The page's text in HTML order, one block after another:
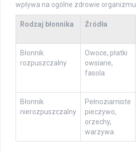
wpływa na ogólne zdrowie organizmu.
Rodzaj błonnika Źródła
Błonnik
rozpuszczalny
Owoce, płatki
owsiane,
fasola
Błonnik
nierozpuszczalny
Pełnoziarniste
pieczywo,
orzechy,
warzywa